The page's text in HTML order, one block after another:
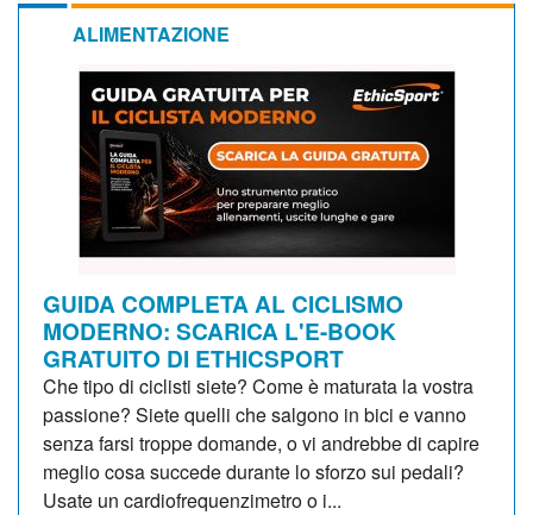
ALIMENTAZIONE
GUIDA COMPLETA AL CICLISMO
MODERNO: SCARICA L'E-BOOK
GRATUITO DI ETHICSPORT
Che tipo di ciclisti siete? Come è maturata la vostra
passione? Siete quelli che salgono in bici e vanno
senza farsi troppe domande, o vi andrebbe di capire
meglio cosa succede durante lo sforzo sui pedali?
Usate un cardiofrequenzimetro o i...